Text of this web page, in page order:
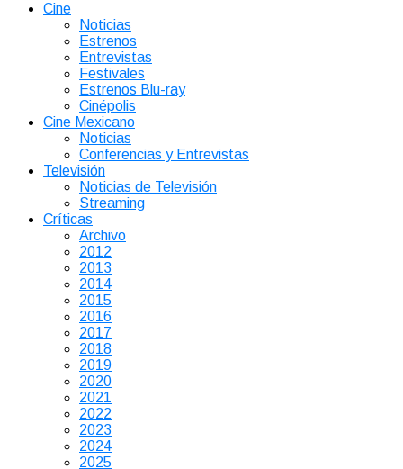
Cine
Noticias
Estrenos
Entrevistas
Festivales
Estrenos Blu-ray
Cinépolis
Cine Mexicano
Noticias
Conferencias y Entrevistas
Televisión
Noticias de Televisión
Streaming
Críticas
Archivo
2012
2013
2014
2015
2016
2017
2018
2019
2020
2021
2022
2023
2024
2025